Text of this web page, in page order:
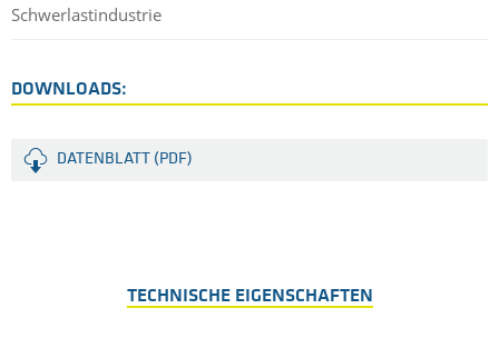
Schwerlastindustrie
DOWNLOADS:
DATENBLATT (PDF)
TECHNISCHE EIGENSCHAFTEN